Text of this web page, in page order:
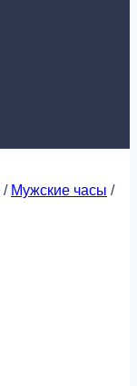
/ Мужские часы /